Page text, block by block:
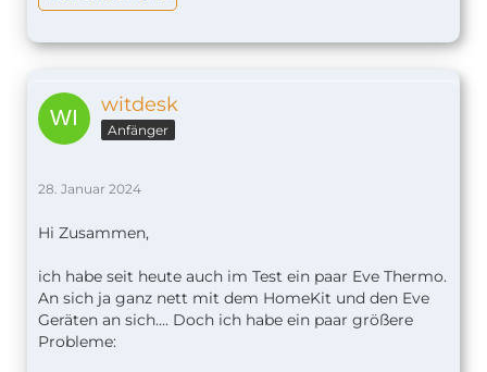
witdesk
Anfänger
28. Januar 2024
Hi Zusammen,
ich habe seit heute auch im Test ein paar Eve Thermo.
An sich ja ganz nett mit dem HomeKit und den Eve
Geräten an sich.... Doch ich habe ein paar größere
Probleme: